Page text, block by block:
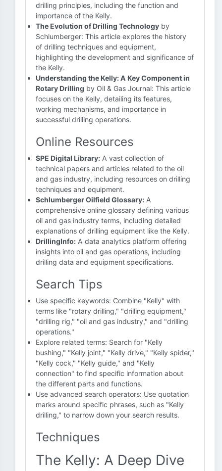
drilling principles, including the function and
importance of the Kelly.
The Evolution of Drilling Technology by
Schlumberger: This article explores the history
of drilling techniques and equipment,
highlighting the development and significance of
the Kelly.
Understanding the Kelly: A Key Component in
Rotary Drilling by Oil & Gas Journal: This article
focuses on the Kelly, detailing its features,
working mechanisms, and importance in
successful drilling operations.
Online Resources
SPE Digital Library: A vast collection of
technical papers and articles related to the oil
and gas industry, including resources on drilling
techniques and equipment.
Schlumberger Oilfield Glossary: A
comprehensive online glossary defining various
oil and gas industry terms, including detailed
explanations of drilling equipment like the Kelly.
DrillingInfo: A data analytics platform offering
insights into oil and gas operations, including
drilling data and equipment specifications.
Search Tips
Use specific keywords: Combine "Kelly" with
terms like "rotary drilling," "drilling equipment,"
"drilling rig," "oil and gas industry," and "drilling
operations."
Explore related terms: Search for "Kelly
bushing," "Kelly joint," "Kelly drive," "Kelly spider,"
"Kelly cock," "Kelly guide," and "Kelly
connection" to find specific information about
the different parts and functions.
Use advanced search operators: Use quotation
marks around specific phrases, such as "Kelly
drilling," to narrow down your search results.
Techniques
The Kelly: A Deep Dive